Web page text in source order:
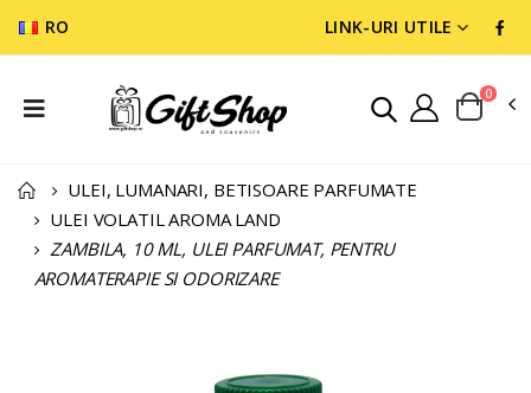
RO LINK-URI UTILE
0
ULEI, LUMANARI, BETISOARE PARFUMATE
ULEI VOLATIL AROMA LAND
ZAMBILA, 10 ML, ULEI PARFUMAT, PENTRU
AROMATERAPIE SI ODORIZARE